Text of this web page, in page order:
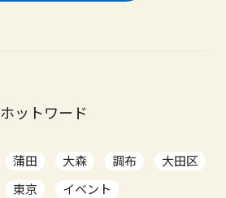
ホットワード
蒲田 大森 調布
大田区
東京
イベント